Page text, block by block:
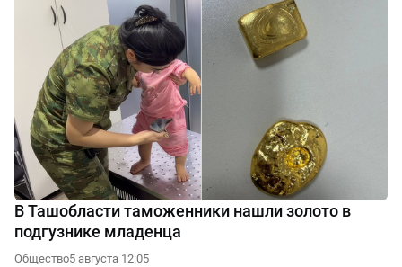
В Ташобласти таможенники нашли золото в
подгузнике младенца
Общество5 августа 12:05